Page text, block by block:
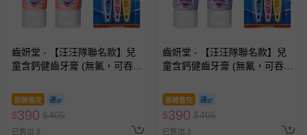
齒妍堂 - 【汪汪隊聯名款】兒
童含鈣健齒牙膏 (無氟，可吞
刷-3入
即將售完
$390 $405
已售出 8
齒妍堂 - 【汪汪隊聯名款】兒
童含鈣健齒牙膏 (無氟，可吞
刷-3入
即將售完
$390 $405
已售出 2